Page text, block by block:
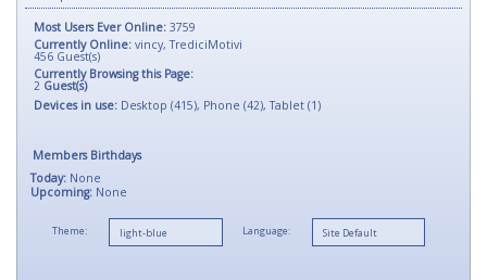
Most Users Ever Online: 3759
Currently Online: vincy,TrediciMotivi
456 Guest(s)
Currently Browsing this Page:
2 Guest(s)
Devices in use: Desktop (415), Phone (42), Tablet (1)
Members Birthdays
Today: None
Upcoming: None
Theme: Language: